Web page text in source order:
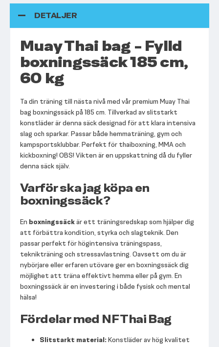
DETALJER
Muay Thai bag - Fylld
boxningssäck 185 cm,
60 kg
Ta din träning till nästa nivå med vår premium Muay Thai
bag boxningssäck på 185 cm. Tillverkad av slitstarkt
konstläder är denna säck designad för att klara intensiva
slag och sparkar. Passar både hemmaträning, gym och
kampsportsklubbar. Perfekt för thaiboxning, MMA och
kickboxning! OBS! Vikten är en uppskattning då du fyller
denna säck själv.
Varför ska jag köpa en
boxningssäck?
En boxningssäckär ett träningsredskap som hjälper dig
att förbättra kondition, styrka och slagteknik. Den
passar perfekt för högintensiva träningspass,
teknikträning och stressavlastning. Oavsett om du är
nybörjare eller erfaren utövare ger en boxningssäck dig
möjlighet att träna effektivt hemma eller på gym. En
boxningssäck är en investering i både fysisk och mental
hälsa!
Fördelar med NF Thai Bag
Slitstarkt material: Konstläder av hög kvalitet